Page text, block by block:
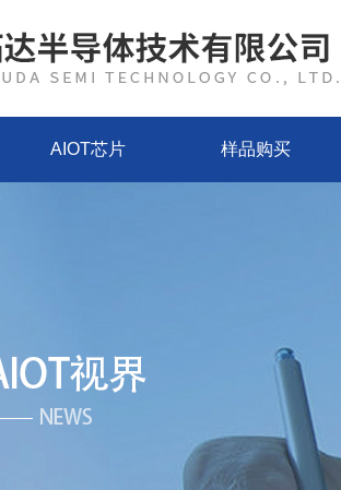
AIOT芯片 样品购买